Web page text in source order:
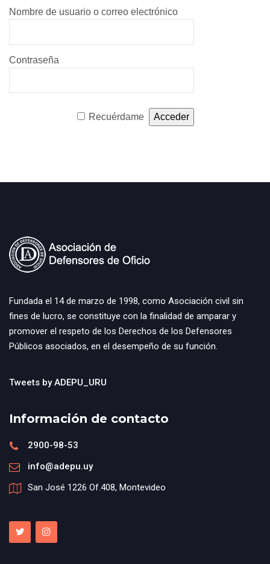
Nombre de usuario o correo electrónico
Contraseña
Recuérdame
Fundada el 14 de marzo de 1998, como Asociación civil sin
fines de lucro, se constituye con la finalidad de amparar y
promover el respeto de los Derechos de los Defensores
Públicos asociados, en el desempeño de su función.
Tweets by ADEPU_URU
Información de contacto
2900-98-53
info@adepu.uy
San José 1226 Of.408, Montevideo